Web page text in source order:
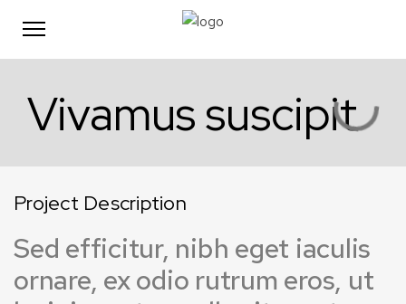
Vivamus suscipit
Project Description
Sed efficitur, nibh eget iaculis
ornare, ex odio rutrum eros, ut